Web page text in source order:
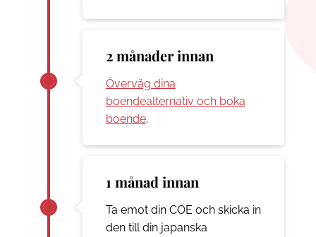
2 månader innan
Överväg dina
boendealternativ och boka
boende.
1 månad innan
Ta emot din COE och skicka in
den till din japanska